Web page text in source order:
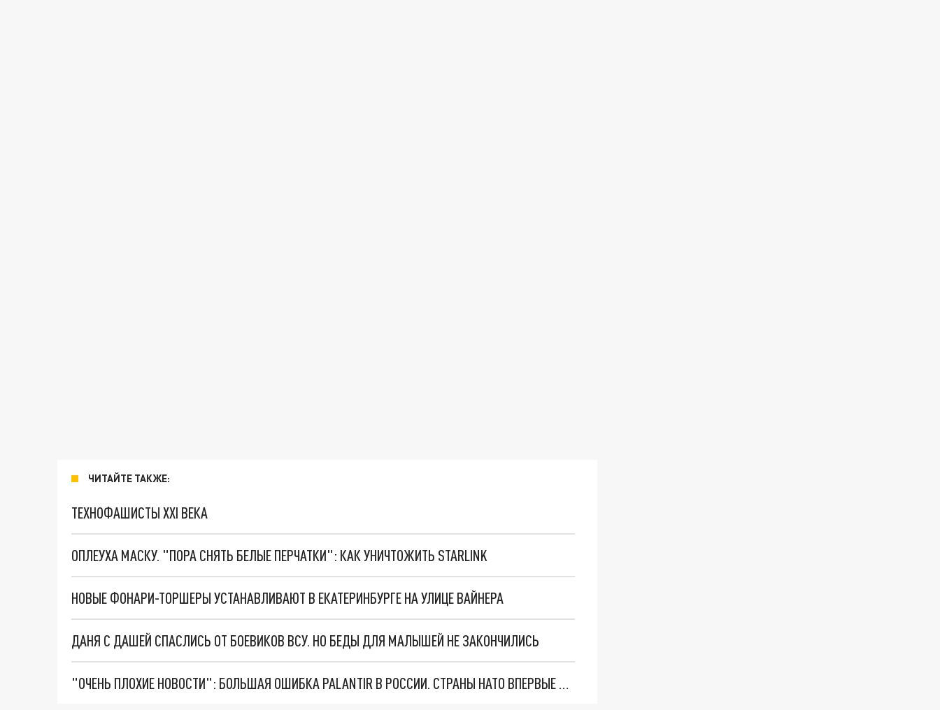
ЧИТАЙТЕ ТАКЖЕ:
ТЕХНОФАШИСТЫ XXI ВЕКА
ОПЛЕУХА МАСКУ. "ПОРА СНЯТЬ БЕЛЫЕ ПЕРЧАТКИ": КАК УНИЧТОЖИТЬ STARLINK
НОВЫЕ ФОНАРИ-ТОРШЕРЫ УСТАНАВЛИВАЮТ В ЕКАТЕРИНБУРГЕ НА УЛИЦЕ ВАЙНЕРА
ДАНЯ С ДАШЕЙ СПАСЛИСЬ ОТ БОЕВИКОВ ВСУ. НО БЕДЫ ДЛЯ МАЛЫШЕЙ НЕ ЗАКОНЧИЛИСЬ
"ОЧЕНЬ ПЛОХИЕ НОВОСТИ": БОЛЬШАЯ ОШИБКА PALANTIR В РОССИИ. СТРАНЫ НАТО ВПЕРВЫЕ ЗА СВО ОСТАНОВИЛИ ПОСТАВКИ ОРУЖИЯ. ВСУ ТЕРЯЮТ ПРИГРАНИЧЬЕ?